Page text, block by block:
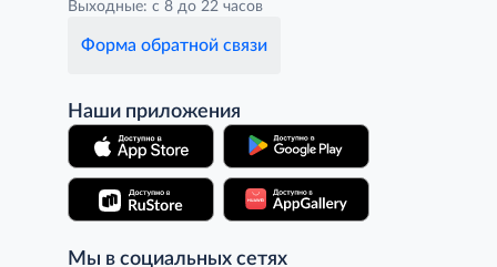
Выходные: с 8 до 22 часов
Форма обратной связи
Наши приложения
Мы в социальных сетях